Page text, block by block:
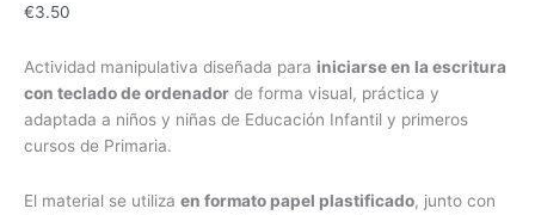
€3.50
Actividad manipulativa diseñada para iniciarse en la escritura
con teclado de ordenador de forma visual, práctica y
adaptada a niños y niñas de Educación Infantil y primeros
cursos de Primaria.
El material se utiliza en formato papel plastificado, junto con